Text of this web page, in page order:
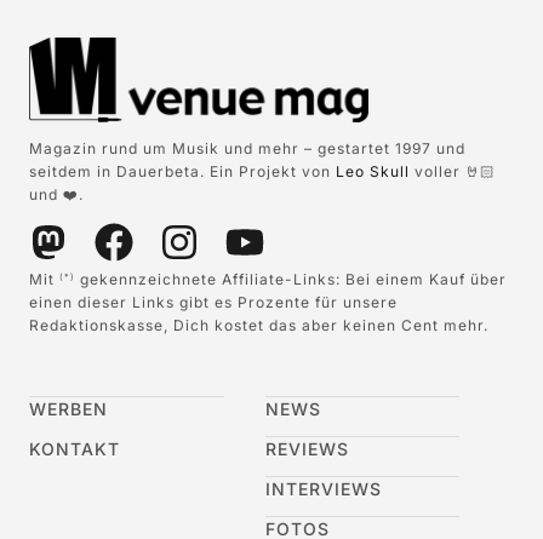
Magazin rund um Musik und mehr – gestartet 1997 und
seitdem in Dauerbeta. Ein Projekt von Leo Skull voller 🤘🏻
und ❤️.
Mit (*)
gekennzeichnete Affiliate-Links: Bei einem Kauf über
einen dieser Links gibt es Prozente für unsere
Redaktionskasse, Dich kostet das aber keinen Cent mehr.
WERBEN
KONTAKT
NEWS
REVIEWS
INTERVIEWS
FOTOS